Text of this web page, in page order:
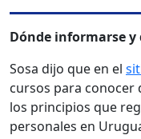
Dónde informarse
Sosa dijo que en el
cursos para conocer
los principios que
personales en